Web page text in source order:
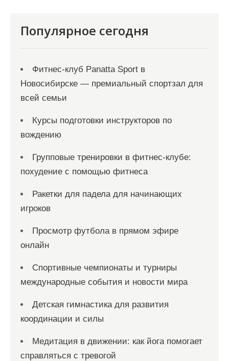
Популярное сегодня
Фитнес-клуб Panatta Sport в
Новосибирске — премиальный спортзал для
всей семьи
Курсы подготовки инструкторов по
вождению
Групповые тренировки в фитнес-клубе:
похудение с помощью фитнеса
Ракетки для падела для начинающих
игроков
Просмотр футбола в прямом эфире
онлайн
Спортивные чемпионаты и турниры
международные события и новости мира
Детская гимнастика для развития
координации и силы
Медитация в движении: как йога помогает
справляться с тревогой